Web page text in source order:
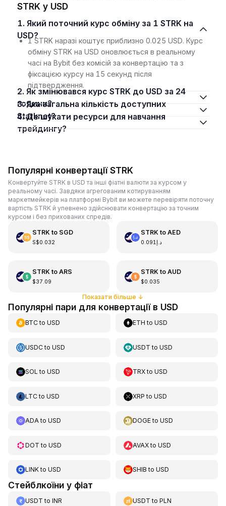
STRK у USD
1. Який поточний курс обміну за 1 STRK на
USD?
1 STRK наразі коштує приблизно 0.025 USD. Курс
обміну STRK на USD оновлюється в реальному
часі на Bybit без комісій за конвертацію та з
фіксацією курсу на 15 секунд після
підтвердження.
2. Як змінювався курс STRK до USD за 24
години?
3. Яка загальна кількість доступних
Starknet?
4. Де шукати ресурси для навчання
трейдингу?
Популярні конвертації STRK
Конвертуйте STRK в USD та інші фіатні валюти за курсом у
реальному часі. Завдяки агрегованим котируванням
маркетмейкерів на платформі Bybit ви можете перевіряти поточну
вартість STRK й упевнено здійснювати конвертацію за точним
курсом і без прихованих спредів.
STRKto SGD
S$0.032
STRKto AED
د.إ0.091
STRKto ARS
$37.09
STRKto AUD
$0.035
Показати більше ↓
Популярні пари для конвертації в USD
BTCto USD ETH toUSD
USDCto USD USDT toUSD
SOL to USD TRXtoUSD
LTCto USD XRP toUSD
ADAto USD DOGEtoUSD
DOT to USD AVAXtoUSD
LINKto USD SHIB toUSD
Стейблкоїни у фіат
USDT to INR USDT toPLN